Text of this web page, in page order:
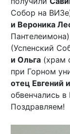
Собор на
и Вероника
(Успенский
и Ольга (храм
при Горном
отец Евгений
обвенчались
Поздравляем!